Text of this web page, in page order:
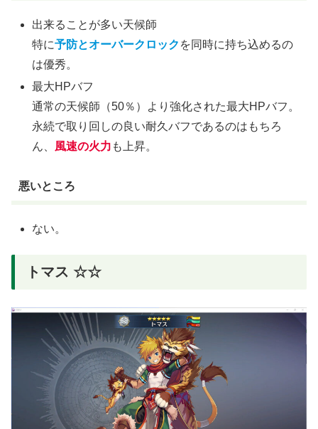
出来ることが多い天候師
特に予防とオーバークロック を同時に持ち込めるの
は優秀。
最大HPバフ
通常の天候師（50％）より強化された最大HPバフ。
永続で取り回しの良い耐久バフであるのはもちろ
ん、 風速の火力 も上昇。
悪いところ
ない。
トマス ☆☆